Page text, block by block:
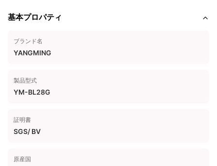
基本プロパティ
ブランド名
YANGMING
製品型式
YM-BL28G
証明書
SGS/ BV
原産国